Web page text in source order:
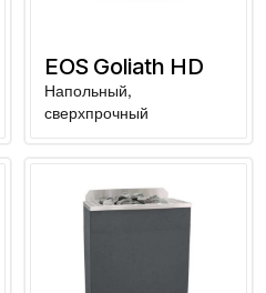
EOS Goliath HD
Напольный,
сверхпрочный